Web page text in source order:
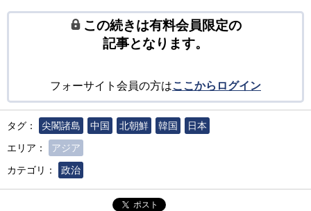
この続きは有料会員限定の
記事となります。
フォーサイト会員の方はここからログイン
タグ： 尖閣諸島 中国 北朝鮮 韓国
日本
エリア：
アジア
カテゴリ：
政治
ポスト